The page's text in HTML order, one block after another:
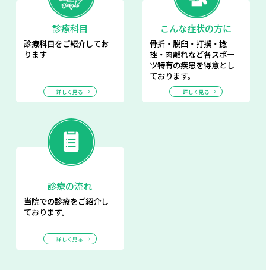
診療科目
診療科目をご紹介してお
ります
詳しく見る
こんな症状の方に
骨折・脱臼・打撲・捻
挫・肉離れなど各スポー
ツ特有の疾患を得意とし
ております。
詳しく見る
診療の流れ
当院での診療をご紹介し
ております。
詳しく見る